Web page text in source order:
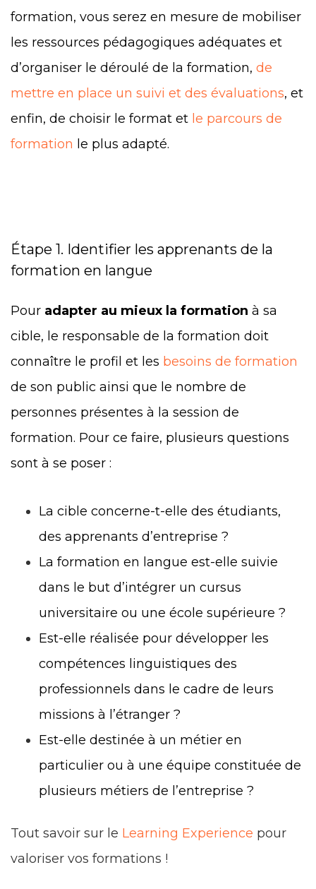
formation, vous serez en mesure de mobiliser
les ressources pédagogiques adéquates et
d’organiser le déroulé de la formation, de
mettre en place un suivi et des évaluations, et
enfin, de choisir le format et le parcours de
formation le plus adapté.
Étape 1. Identifier les apprenants de la
formation en langue
Pour adapter au mieux la formation à sa
cible, le responsable de la formation doit
connaître le profil et les besoins de formation
de son public ainsi que le nombre de
personnes présentes à la session de
formation. Pour ce faire, plusieurs questions
sont à se poser :
La cible concerne-t-elle des étudiants,
des apprenants d’entreprise ?
La formation en langue est-elle suivie
dans le but d’intégrer un cursus
universitaire ou une école supérieure ?
Est-elle réalisée pour développer les
compétences linguistiques des
professionnels dans le cadre de leurs
missions à l’étranger ?
Est-elle destinée à un métier en
particulier ou à une équipe constituée de
plusieurs métiers de l’entreprise ?
Tout savoir sur le Learning Experience pour
valoriser vos formations !